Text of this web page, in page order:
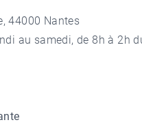
44000 Nantes
au samedi, de 8h à 2h